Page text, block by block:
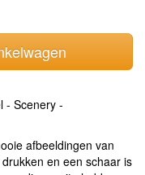
- Scenery -
afbeeldingen van
en een schaar is